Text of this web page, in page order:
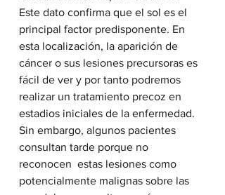
Este dato confirma que el sol es el
principal factor predisponente. En
esta localización, la aparición de
cáncer o sus lesiones precursoras es
fácil de ver y por tanto podremos
realizar un tratamiento precoz en
estadios iniciales de la enfermedad.
Sin embargo, algunos pacientes
consultan tarde porque no
reconocen  estas lesiones como
potencialmente malignas sobre las